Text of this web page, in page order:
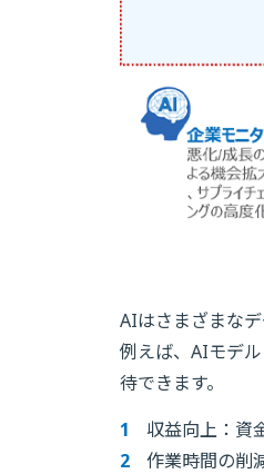
AIはさまざまな
例えば、AIモデ
待できます。
収益向上：資
作業時間の削